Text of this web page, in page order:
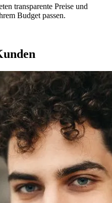
transparente Preise und
Budget passen.